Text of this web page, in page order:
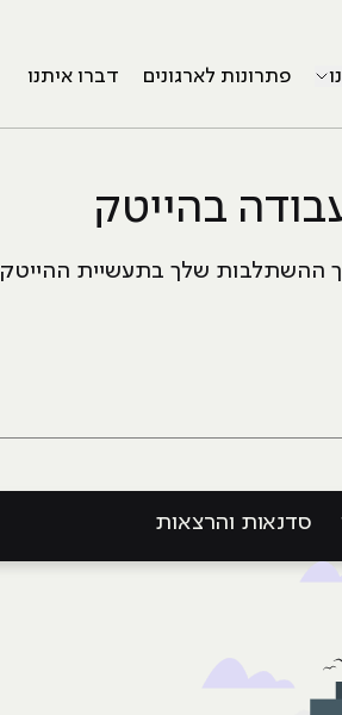
פתרונות לארגונים דברו איתנו
בהייטק
ההשתלבות שלך בתעשיית ההייטק
סדנאות והרצאות